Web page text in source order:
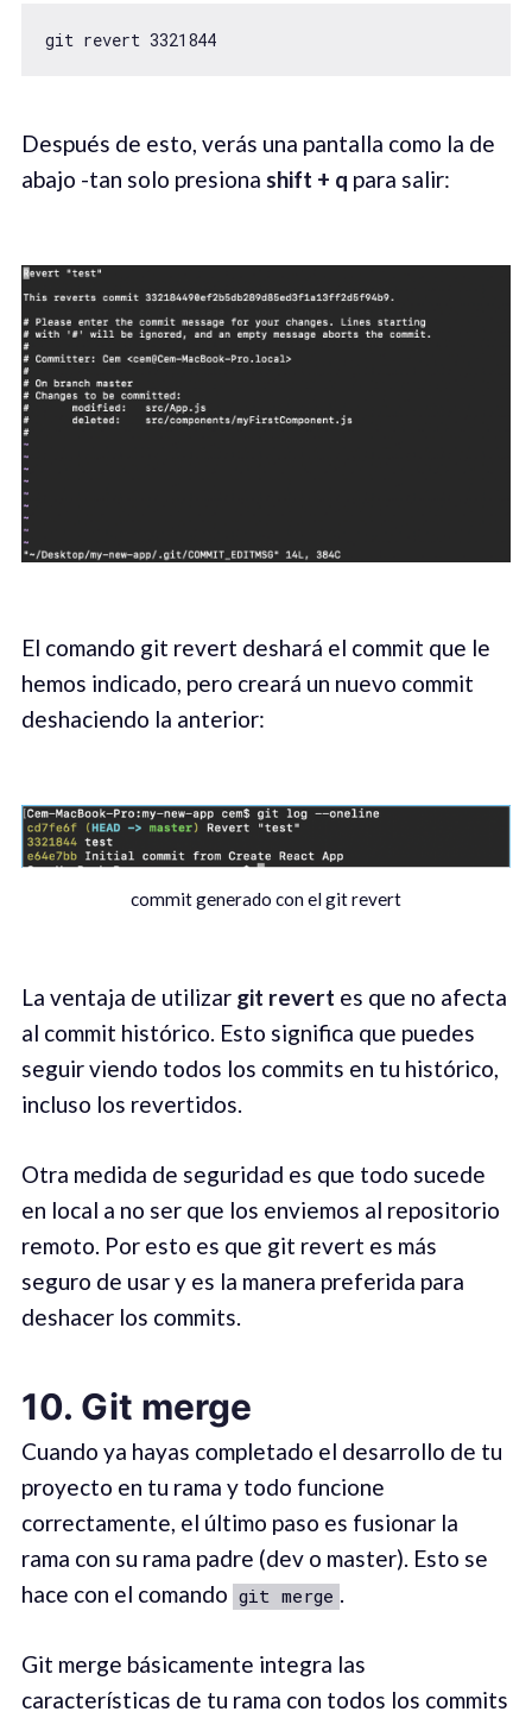
git revert 3321844
Después de esto, verás una pantalla como la de
abajo -tan solo presiona shift + q para salir:
El comando git revert deshará el commit que le
hemos indicado, pero creará un nuevo commit
deshaciendo la anterior:
commit generado con el git revert
La ventaja de utilizar git revert es que no afecta
al commit histórico. Esto significa que puedes
seguir viendo todos los commits en tu histórico,
incluso los revertidos.
Otra medida de seguridad es que todo sucede
en local a no ser que los enviemos al repositorio
remoto. Por esto es que git revert es más
seguro de usar y es la manera preferida para
deshacer los commits.
10. Git merge
Cuando ya hayas completado el desarrollo de tu
proyecto en tu rama y todo funcione
correctamente, el último paso es fusionar la
rama con su rama padre (dev o master). Esto se
hace con el comando git merge .
Git merge básicamente integra las
características de tu rama con todos los commits